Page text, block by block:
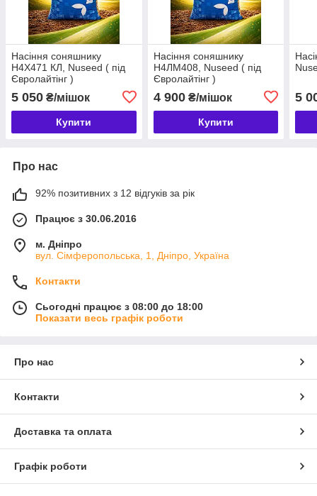
Насіння соняшнику
Н4Х471 КЛ, Nuseed ( під
Євролайтінг )
5 050 ₴/мішок
Купити
Насіння соняшнику
Н4ЛМ408, Nuseed ( під
Євролайтінг )
4 900₴/мішок
Купити
5
Про нас
92% позитивних з 12 відгуків за рік
Працює з 30.06.2016
м. Дніпро
вул. Сімферопольська, 1, Дніпро, Україна
Контакти
Сьогодні працює з 08:00 до 18:00
Показати весь графік роботи
Про нас
Контакти
Доставка та оплата
Графік роботи